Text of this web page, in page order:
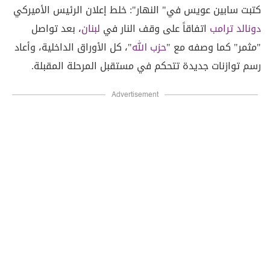
كتبت سابين عويس في" النهار": خلط إعلان الرئيس الأميركي
دونالد ترامب اتفاقاً على وقف النار في لبنان، بعد تواصل
"مثمر" كما وصفه مع "حزب الله"، كل الأوراق الداخلية، وأعاد
رسم توازنات جديدة تتحكم في مستقبل المرحلة المقبلة.
Advertisement